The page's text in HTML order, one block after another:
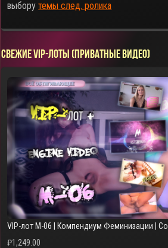
выборутемы след. ролика
СВЕЖИЕ VIP-ЛОТЫ (ПРИВАТНЫЕ ВИДЕО)
VIP-лот M-06 | Компендиум Феминизации |
₽1,249.00